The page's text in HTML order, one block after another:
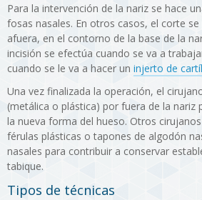
Para la intervención de la nariz se hace
fosas nasales. En otros casos, el corte
afuera, en el contorno de la base de la
incisión se efectúa cuando se va a
cuando se le va a hacer un injerto de
Una vez finalizada la operación, el
(metálica o plástica) por fuera de la nariz
la nueva forma del hueso. Otros
férulas plásticas o tapones de algodón
nasales para contribuir a conservar
tabique.
Tipos de técnicas